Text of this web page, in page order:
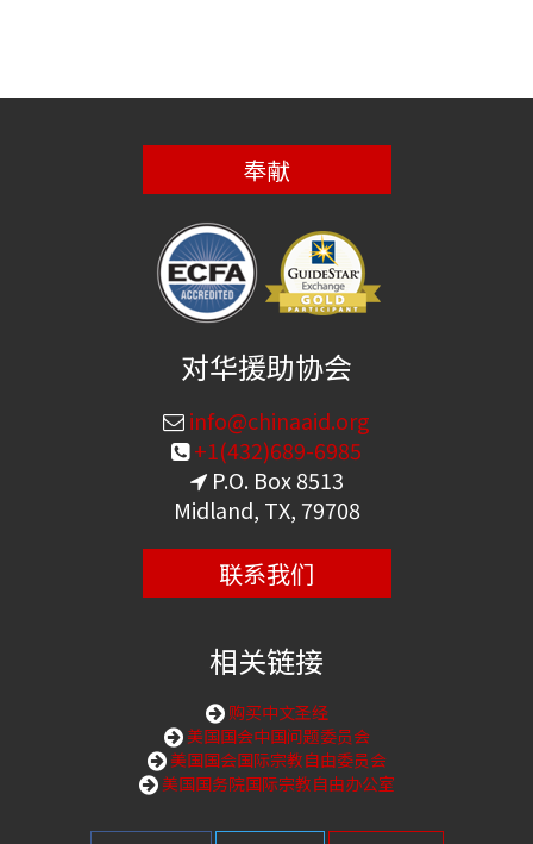
奉献
对华援助协会
info@chinaaid.org
+1(432)689-6985
P.O. Box 8513
Midland, TX, 79708
联系我们
相关链接
购买中文圣经
美国国会中国问题委员会
美国国会国际宗教自由委员会
美国国务院国际宗教自由办公室